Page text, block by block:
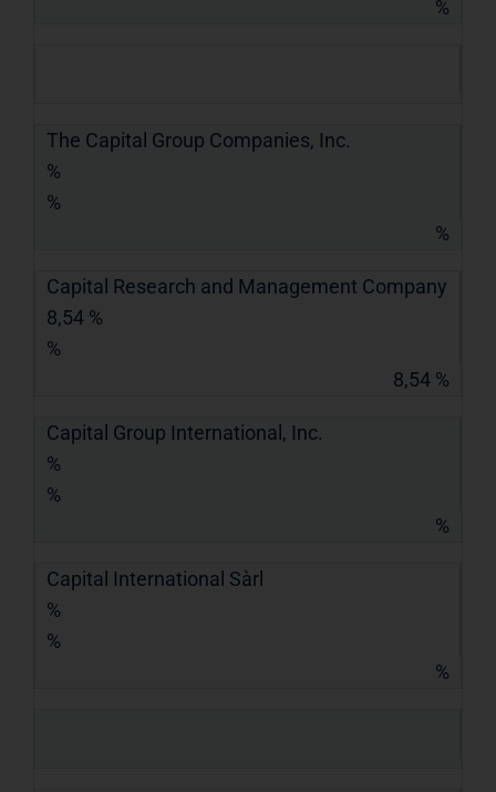
%
The Capital Group Companies, Inc.
%
%
%
Capital Research and Management Company
8,54 %
%
8,54 %
Capital Group International, Inc.
%
%
%
Capital International Sàrl
%
%
%